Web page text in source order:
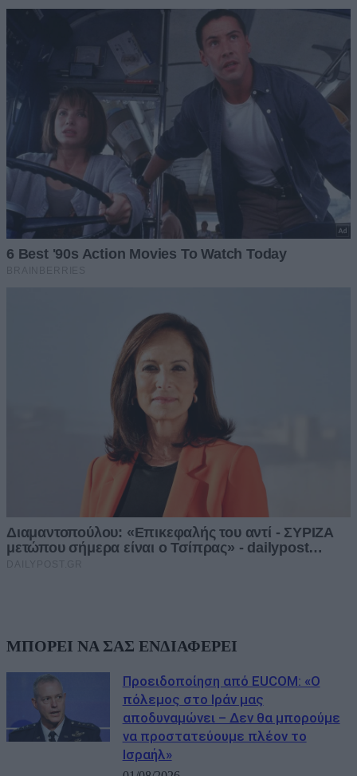
ΜΠΟΡΕΙ ΝΑ ΣΑΣ ΕΝΔΙΑΦΕΡΕΙ
Προειδοποίηση από EUCOM: «Ο
πόλεμος στο Ιράν μας
αποδυναμώνει – Δεν θα μπορούμε
να προστατεύουμε πλέον το
Ισραήλ»